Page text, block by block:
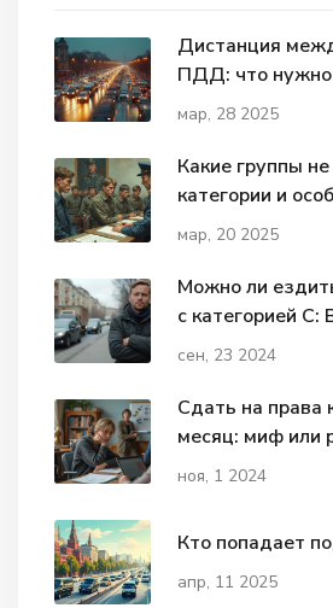
Дистанция
ПДД: что нужно
водителям?
мар, 28 2025
Какие группы
категории и
мар, 20 2025
Можно ли
с категорией
сен, 23 2024
Сдать на права
месяц: миф или
ноя, 1 2024
Кто попадает
апр, 11 2025